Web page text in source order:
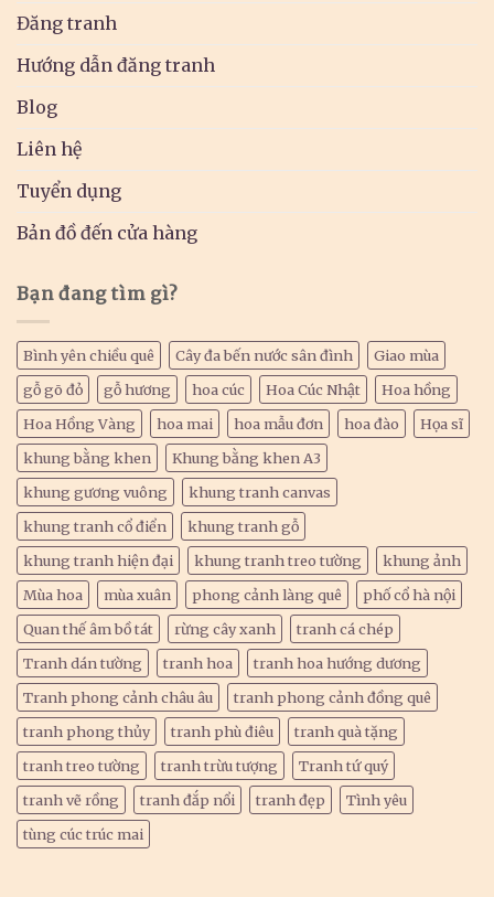
Đăng tranh
Hướng dẫn đăng tranh
Blog
Liên hệ
Tuyển dụng
Bản đồ đến cửa hàng
Bạn đang tìm gì?
Bình yên chiều quê Cây đa bến nước sân đình
Giao mùa
gỗ gõ đỏ
gỗ hương hoa cúc Hoa Cúc Nhật
Hoa hồng
Hoa Hồng Vàng
hoa mai hoa mẫu đơn hoa đào
Họa sĩ
khung bằng khen
Khung bằng khen A3
khung gương vuông
khung tranh canvas
khung tranh cổ điển
khung tranh gỗ
khung tranh hiện đại
khung tranh treo tường
khung ảnh
Mùa hoa
mùa xuân phong cảnh làng quê
phố cổ hà nội
Quan thế âm bồ tát
rừng cây xanh
tranh cá chép
Tranh dán tường
tranh hoa
tranh hoa hướng dương
Tranh phong cảnh châu âu
tranh phong cảnh đồng quê
tranh phong thủy
tranh phù điêu
tranh quà tặng
tranh treo tường
tranh trừu tượng
Tranh tứ quý
tranh vẽ rồng
tranh đắp nổi tranh đẹp
Tình yêu
tùng cúc trúc mai